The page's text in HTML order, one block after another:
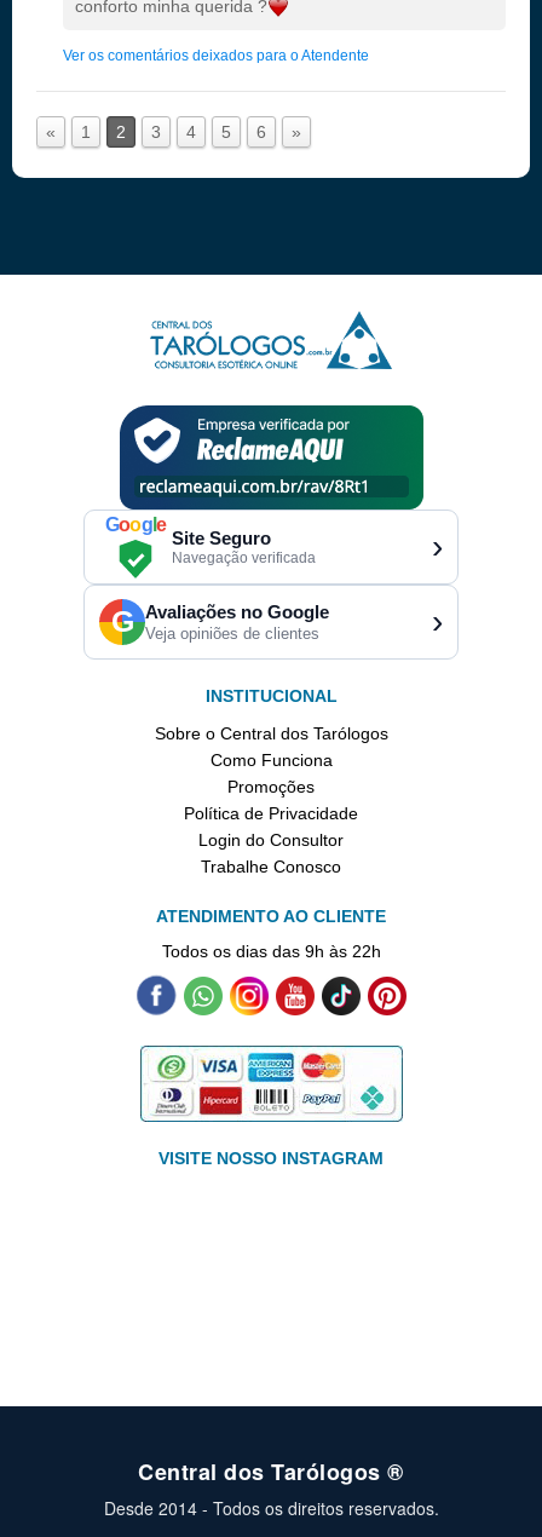
conforto minha querida ?
Ver os comentários deixados para o Atendente
« 1 2 3 4 5 6 »
Google
Site Seguro
Navegação verificada ›
G Avaliações no Google
Veja opiniões de clientes ›
INSTITUCIONAL
Sobre o Central dos Tarólogos
Como Funciona
Promoções
Política de Privacidade
Login do Consultor
Trabalhe Conosco
ATENDIMENTO AO CLIENTE
Todos os dias das 9h às 22h
VISITE NOSSO INSTAGRAM
Central dos Tarólogos ®
Desde 2014 - Todos os direitos reservados.